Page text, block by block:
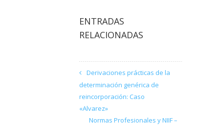
ENTRADAS
RELACIONADAS
Derivaciones prácticas de la
determinación genérica de
reincorporación: Caso
«Alvarez»
Normas Profesionales y NIIF –